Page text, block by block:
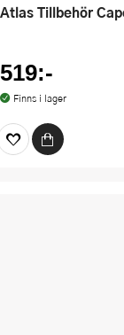
Atlas Tillbehör
519:-
Finns i lager